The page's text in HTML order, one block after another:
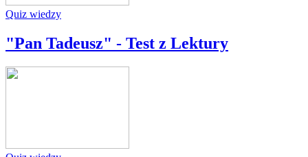
Quiz wiedzy
"Pan Tadeusz" - Test z Lektury